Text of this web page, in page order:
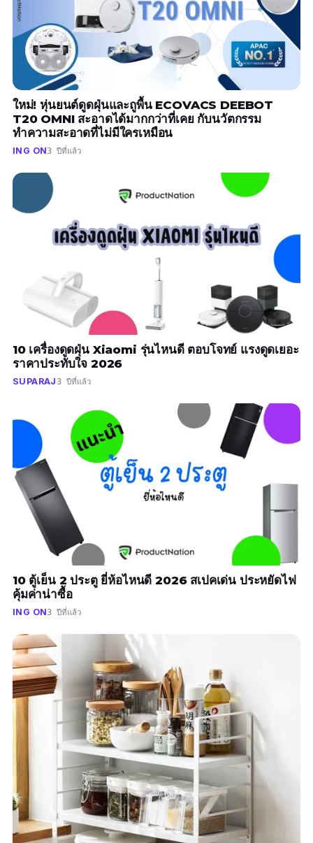
ใหม่! หุ่นยนต์ดูดฝุ่นและถูพื้น ECOVACS DEEBOT
T20 OMNI สะอาดได้มากกว่าที่เคย กับนวัตกรรม
ทำความสะอาดที่ไม่มีใครเหมือน
ING ON3 ปีที่แล้ว
10 เครื่องดูดฝุ่น Xiaomi รุ่นไหนดี ตอบโจทย์ แรงดูดเยอะ
ราคาประทับใจ 2026
SUPARAJ3 ปีที่แล้ว
10 ตู้เย็น 2 ประตู ยี่ห้อไหนดี 2026 สเปคเด่น ประหยัดไฟ
คุ้มค่าน่าซื้อ
ING ON3 ปีที่แล้ว